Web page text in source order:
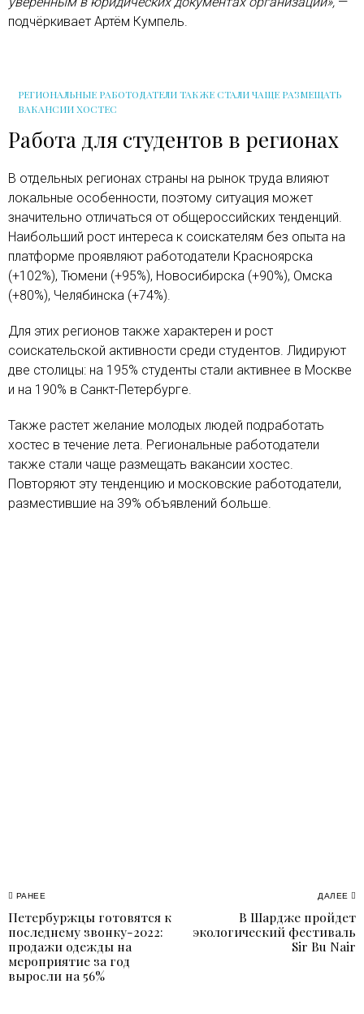
подчёркивает Артём Кумпель.
РЕГИОНАЛЬНЫЕ РАБОТОДАТЕЛИ ТАКЖЕ СТАЛИ ЧАЩЕ РАЗМЕЩАТЬ
ВАКАНСИИ ХОСТЕС
Работа для студентов в регионах
В отдельных регионах страны на рынок труда влияют
локальные особенности, поэтому ситуация может
значительно отличаться от общероссийских тенденций.
Наибольший рост интереса к соискателям без опыта на
платформе проявляют работодатели Красноярска
(+102%), Тюмени (+95%), Новосибирска (+90%), Омска
(+80%), Челябинска (+74%).
Для этих регионов также характерен и рост
соискательской активности среди студентов. Лидируют
две столицы: на 195% студенты стали активнее в Москве
и на 190% в Санкт-Петербурге.
Также растет желание молодых людей подработать
хостес в течение лета. Региональные работодатели
также стали чаще размещать вакансии хостес.
Повторяют эту тенденцию и московские работодатели,
разместившие на 39% объявлений больше.
Навигация
по
записям
РАНЕЕ
Previous
post:
Петербуржцы готовятся к
последнему звонку-2022:
продажи одежды на
мероприятие за год
выросли на 56%
ДАЛЕЕ
В Шардже пройдет
экологический фестиваль
Sir Bu Nair